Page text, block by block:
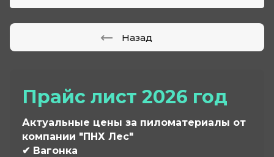
Прайс лист 2026 год
Актуальные цены за пиломатериалы от
компании "ПНХ Лес"
✔ Вагонка
Назад